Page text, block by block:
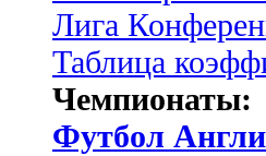
Лига
Таблица
Чемпионаты:
Футбол